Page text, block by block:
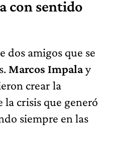
con sentido
dos amigos que se
Marcos Impalay
crear la
crisis que generó
siempre en las